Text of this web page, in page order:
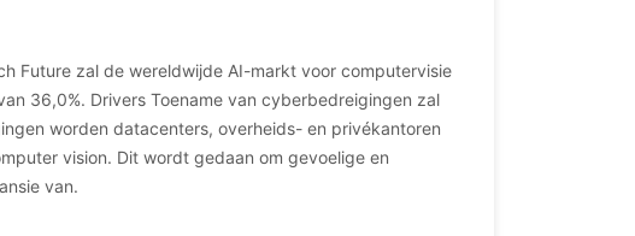
Future zal de wereldwijde AI-markt voor computervisie
36,0%. Drivers Toename van cyberbedreigingen zal
worden datacenters, overheids- en privékantoren
vision. Dit wordt gedaan om gevoelige en
van.